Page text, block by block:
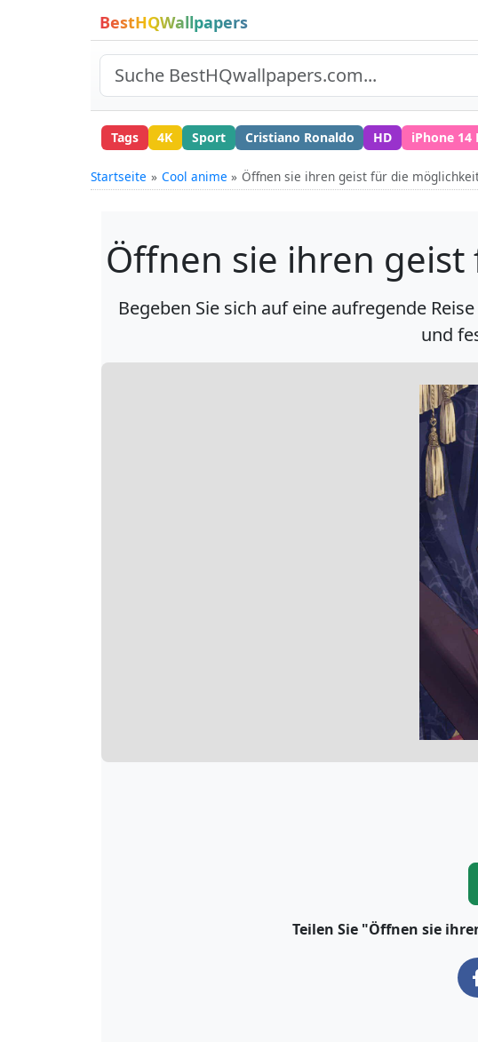
BestHQWallpapers
Tags 4K Sport Cristiano Ronaldo HD iPhone 14
Startseite Cool anime Öffnen sie ihren geist für die
Öffnen sie ihren
Begeben Sie sich auf eine aufregende
und
Teilen Sie "Öffnen sie